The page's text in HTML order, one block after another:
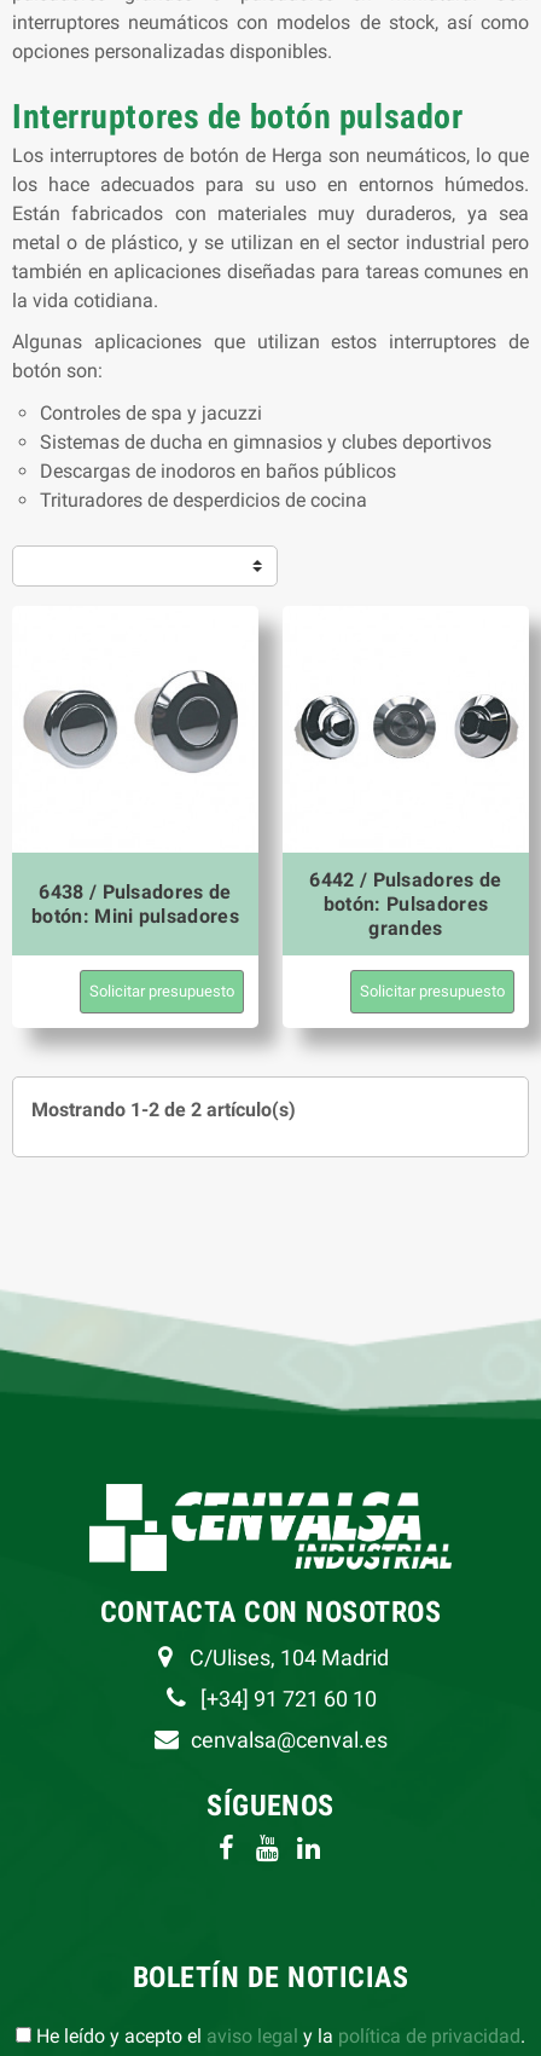
interruptores neumáticos con modelos de stock, así como
opciones personalizadas disponibles.
Interruptores de botón pulsador
Los interruptores de botón de Herga son neumáticos, lo que
los hace adecuados para su uso en entornos húmedos.
Están fabricados con materiales muy duraderos, ya sea
metal o de plástico, y se utilizan en el sector industrial pero
también en aplicaciones diseñadas para tareas comunes en
la vida cotidiana.
Algunas aplicaciones que utilizan estos interruptores de
botón son:
Controles de spa y jacuzzi
Sistemas de ducha en gimnasios y clubes deportivos
Descargas de inodoros en baños públicos
Trituradores de desperdicios de cocina
6438 / Pulsadores de
botón: Mini pulsadores
Solicitar presupuesto
6442 / Pulsadores de
botón: Pulsadores
grandes
Solicitar presupuesto
Mostrando 1-2 de 2 artículo(s)
CONTACTA CON NOSOTROS
C/Ulises, 104 Madrid
[+34] 91 721 60 10
cenvalsa@cenval.es
SÍGUENOS
BOLETÍN DE NOTICIAS
He leído y acepto el aviso legal y la política de privacidad.